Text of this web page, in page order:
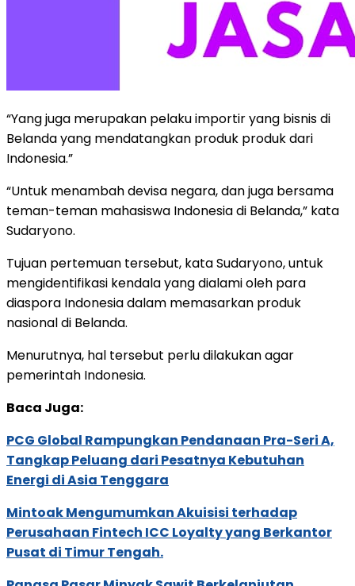
“Yang juga merupakan pelaku importir yang bisnis di
Belanda yang mendatangkan produk produk dari
Indonesia.”
“Untuk menambah devisa negara, dan juga bersama
teman-teman mahasiswa Indonesia di Belanda,” kata
Sudaryono.
Tujuan pertemuan tersebut, kata Sudaryono, untuk
mengidentifikasi kendala yang dialami oleh para
diaspora Indonesia dalam memasarkan produk
nasional di Belanda.
Menurutnya, hal tersebut perlu dilakukan agar
pemerintah Indonesia.
Baca Juga:
PCG Global Rampungkan Pendanaan Pra-Seri A,
Tangkap Peluang dari Pesatnya Kebutuhan
Energi di Asia Tenggara
Mintoak Mengumumkan Akuisisi terhadap
Perusahaan Fintech ICC Loyalty yang Berkantor
Pusat di Timur Tengah.